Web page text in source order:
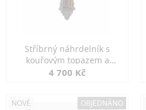
Stříbrný náhrdelník s
kouřovým topazem a
markazity
4 700 Kč
NOVÉ OBJEDNÁNO